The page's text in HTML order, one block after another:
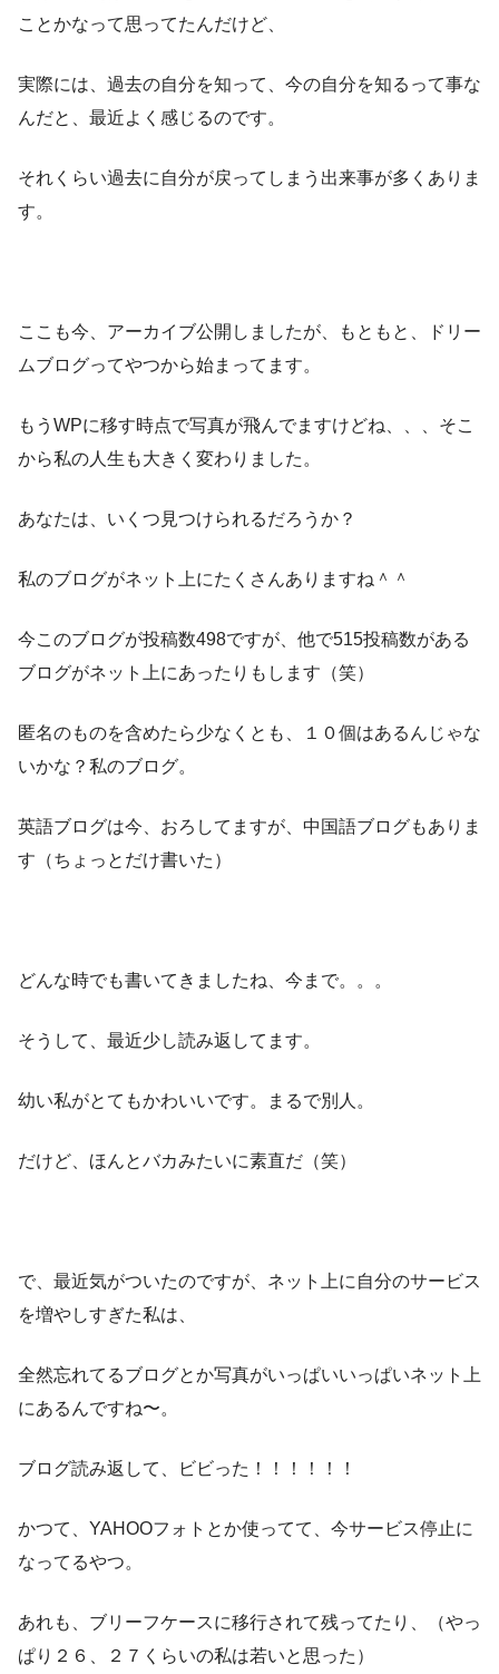
ことかなって思ってたんだけど、
実際には、過去の自分を知って、今の自分を知るって事な
んだと、最近よく感じるのです。
それくらい過去に自分が戻ってしまう出来事が多くありま
す。
ここも今、アーカイブ公開しましたが、もともと、ドリー
ムブログってやつから始まってます。
もうWPに移す時点で写真が飛んでますけどね、、、そこ
から私の人生も大きく変わりました。
あなたは、いくつ見つけられるだろうか？
私のブログがネット上にたくさんありますね＾＾
今このブログが投稿数498ですが、他で515投稿数がある
ブログがネット上にあったりもします（笑）
匿名のものを含めたら少なくとも、１０個はあるんじゃな
いかな？私のブログ。
英語ブログは今、おろしてますが、中国語ブログもありま
す（ちょっとだけ書いた）
どんな時でも書いてきましたね、今まで。。。
そうして、最近少し読み返してます。
幼い私がとてもかわいいです。まるで別人。
だけど、ほんとバカみたいに素直だ（笑）
で、最近気がついたのですが、ネット上に自分のサービス
を増やしすぎた私は、
全然忘れてるブログとか写真がいっぱいいっぱいネット上
にあるんですね〜。
ブログ読み返して、ビビった！！！！！！
かつて、YAHOOフォトとか使ってて、今サービス停止に
なってるやつ。
あれも、ブリーフケースに移行されて残ってたり、（やっ
ぱり２６、２７くらいの私は若いと思った）